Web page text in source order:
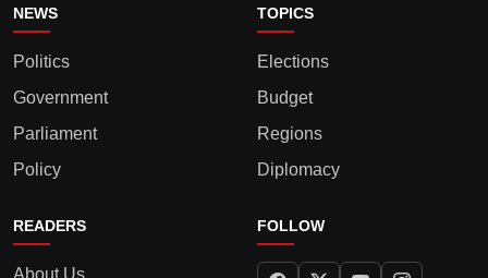
NEWS
Politics
Government
Parliament
Policy
TOPICS
Elections
Budget
Regions
Diplomacy
READERS FOLLOW